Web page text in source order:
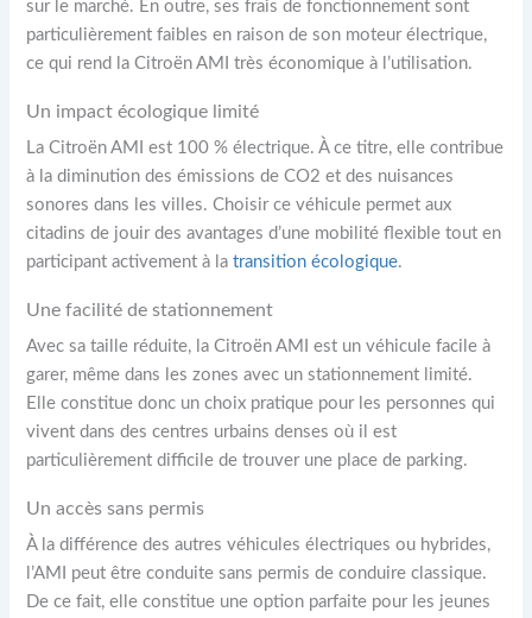
sur le marché. En outre, ses frais de fonctionnement sont
particulièrement faibles en raison de son moteur électrique,
ce qui rend la Citroën AMI très économique à l’utilisation.
Un impact écologique limité
La Citroën AMI est 100 % électrique. À ce titre, elle contribue
à la diminution des émissions de CO2 et des nuisances
sonores dans les villes. Choisir ce véhicule permet aux
citadins de jouir des avantages d’une mobilité flexible tout en
participant activement à latransition écologique.
Une facilité de stationnement
Avec sa taille réduite, la Citroën AMI est un véhicule facile à
garer, même dans les zones avec un stationnement limité.
Elle constitue donc un choix pratique pour les personnes qui
vivent dans des centres urbains denses où il est
particulièrement difficile de trouver une place de parking.
Un accès sans permis
À la différence des autres véhicules électriques ou hybrides,
l’AMI peut être conduite sans permis de conduire classique.
De ce fait, elle constitue une option parfaite pour les jeunes